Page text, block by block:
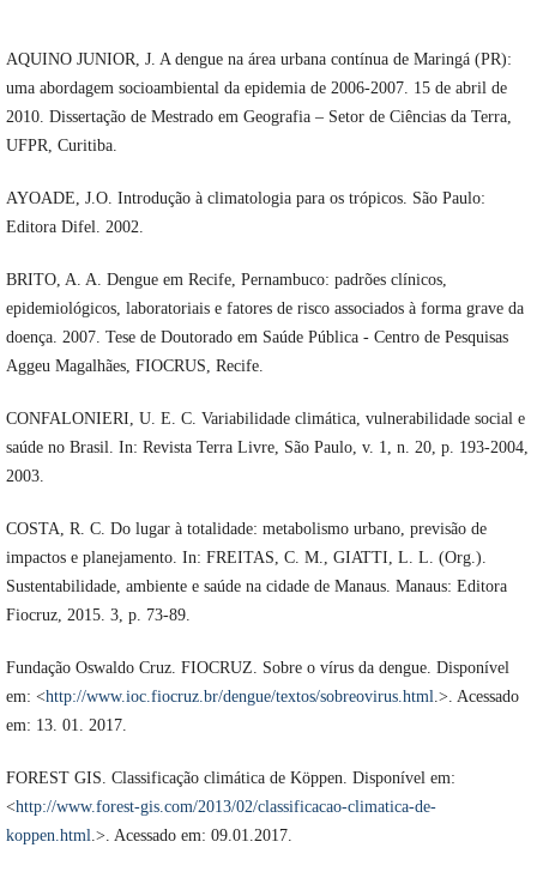
AQUINO JUNIOR, J. A dengue na área urbana contínua de Maringá (PR):
uma abordagem socioambiental da epidemia de 2006-2007. 15 de abril de
2010. Dissertação de Mestrado em Geografia – Setor de Ciências da Terra,
UFPR, Curitiba.
AYOADE, J.O. Introdução à climatologia para os trópicos. São Paulo:
Editora Difel. 2002.
BRITO, A. A. Dengue em Recife, Pernambuco: padrões clínicos,
epidemiológicos, laboratoriais e fatores de risco associados à forma grave da
doença. 2007. Tese de Doutorado em Saúde Pública - Centro de Pesquisas
Aggeu Magalhães, FIOCRUS, Recife.
CONFALONIERI, U. E. C. Variabilidade climática, vulnerabilidade social e
saúde no Brasil. In: Revista Terra Livre, São Paulo, v. 1, n. 20, p. 193-2004,
2003.
COSTA, R. C. Do lugar à totalidade: metabolismo urbano, previsão de
impactos e planejamento. In: FREITAS, C. M., GIATTI, L. L. (Org.).
Sustentabilidade, ambiente e saúde na cidade de Manaus. Manaus: Editora
Fiocruz, 2015. 3, p. 73-89.
Fundação Oswaldo Cruz. FIOCRUZ. Sobre o vírus da dengue. Disponível
em: <http://www.ioc.fiocruz.br/dengue/textos/sobreovirus.html.>. Acessado
em: 13. 01. 2017.
FOREST GIS. Classificação climática de Köppen. Disponível em:
<http://www.forest-gis.com/2013/02/classificacao-climatica-de-
koppen.html.>. Acessado em: 09.01.2017.